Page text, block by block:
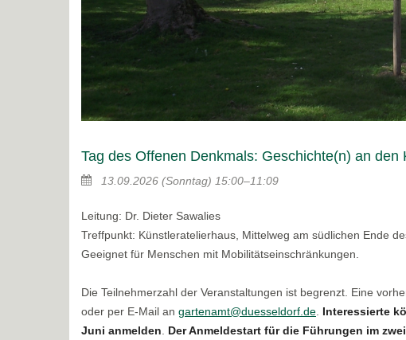
Tag des Offenen Denkmals: Geschichte(n) an
13.09.2026 (Sonntag) 15:00–11:09
Leitung: Dr. Dieter Sawalies
Treffpunkt: Künstleratelierhaus, Mittelweg am südlichen Ende
Geeignet für Menschen mit Mobilitätseinschränkungen.
Die Teilnehmerzahl der Veranstaltungen ist begrenzt. Eine
oder per E-Mail an gartenamt@duesseldorf.de Interessierte
Juni anmelden
Der Anmeldestart für die Führungen im